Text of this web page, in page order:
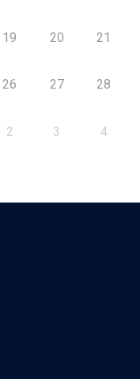
19 20 21
26 27 28
2 3 4